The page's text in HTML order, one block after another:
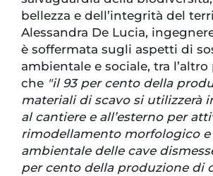
bellezza e dell’integrità del
Alessandra De Lucia,
è soffermata sugli aspetti di
ambientale e sociale, tra
che "il 93 per cento della
materiali di scavo si utilizzerà
al cantiere e all’esterno per
rimodellamento morfologico
ambientale delle cave
per cento della produzione di